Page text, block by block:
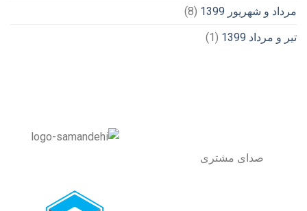
مرداد و شهریور 1399
(8)
تیر و مرداد 1399
(1)
صدای مشتری